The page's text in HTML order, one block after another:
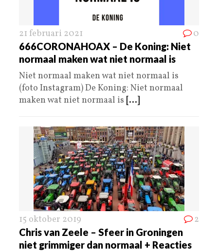
21 februari 2021 0
666CORONAHOAX – De Koning: Niet
normaal maken wat niet normaal is
Niet normaal maken wat niet normaal is
(foto Instagram) De Koning: Niet normaal
maken wat niet normaal is [...]
15 oktober 2019 2
Chris van Zeele – Sfeer in Groningen
niet grimmiger dan normaal + Reacties